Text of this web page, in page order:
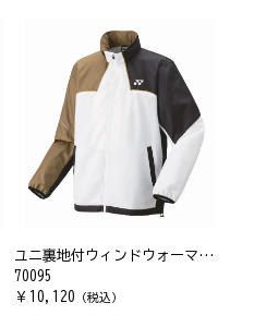
ユニ裏地付ウィンドウォーマーシャツ
70095
￥ 10,120 （税込）